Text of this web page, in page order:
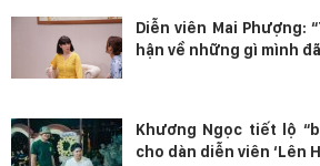
Diễn viên Mai Phượng:
hận về những gì mình
Khương Ngọc tiết lộ
cho dàn diễn viên ‘Lên